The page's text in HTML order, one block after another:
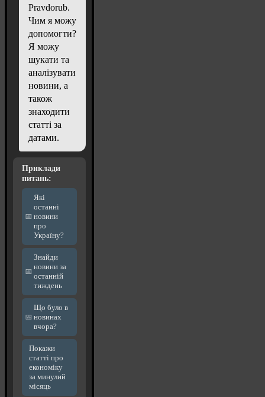
Pravdorub.
Чим я можу
допомогти?
Я можу
шукати та
аналізувати
новини, а
також
знаходити
статті за
датами.
Приклади
питань:
Які
останні
новини
про
Україну?
Знайди
новини за
останній
тиждень
Що було в
новинах
вчора?
Покажи
статті про
економіку
за минулий
місяць